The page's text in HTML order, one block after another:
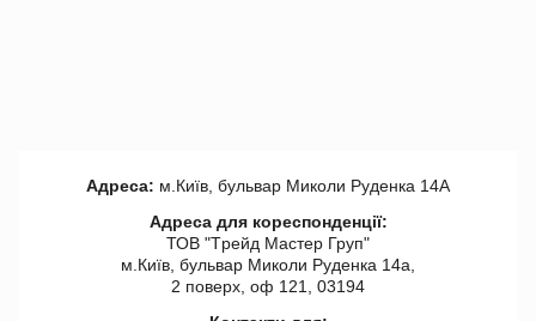
Адреса: м.Київ, бульвар Миколи Руденка 14А
Адреса для кореспонденції:
ТОВ "Tрейд Мастер Груп"
м.Київ, бульвар Миколи Руденка 14а,
2 поверх, оф 121, 03194